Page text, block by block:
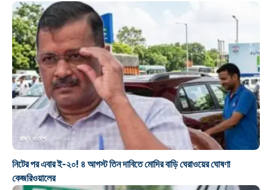
রাজ্য ও দেশ
নিটের পর এবার ই-২০! ৪ আগস্ট তিন দাবিতে মোদির বাড়ি ঘেরাওয়ের ঘোষণা
কেজরিওয়ালের